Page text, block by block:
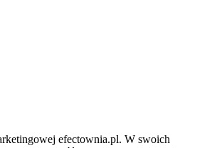
efectownia.pl. W swoich